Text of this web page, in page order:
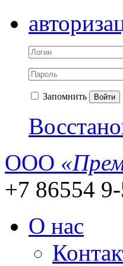
Запомнить Войти
ООО
+7 86554
О нас